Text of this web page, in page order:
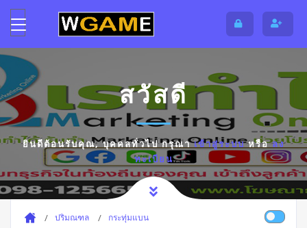
สวัสดี
ยินดีต้อนรับคุณ,บุคคลทั่วไปกรุณาเข้าสู่ระบบหรือลง
ทะเบียน
ปริมณฑล กระทุ่มแบน